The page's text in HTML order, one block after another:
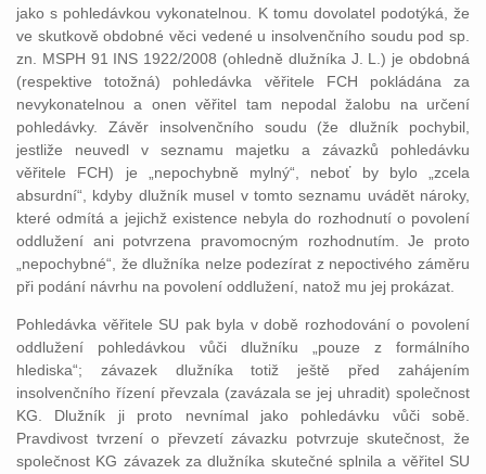
jako s pohledávkou vykonatelnou. K tomu dovolatel podotýká, že
ve skutkově obdobné věci vedené u insolvenčního soudu pod sp.
zn. MSPH 91 INS 1922/2008 (ohledně dlužníka J. L.) je obdobná
(respektive totožná) pohledávka věřitele FCH pokládána za
nevykonatelnou a onen věřitel tam nepodal žalobu na určení
pohledávky. Závěr insolvenčního soudu (že dlužník pochybil,
jestliže neuvedl v seznamu majetku a závazků pohledávku
věřitele FCH) je „nepochybně mylný“, neboť by bylo „zcela
absurdní“, kdyby dlužník musel v tomto seznamu uvádět nároky,
které odmítá a jejichž existence nebyla do rozhodnutí o povolení
oddlužení ani potvrzena pravomocným rozhodnutím. Je proto
„nepochybné“, že dlužníka nelze podezírat z nepoctivého záměru
při podání návrhu na povolení oddlužení, natož mu jej prokázat.
Pohledávka věřitele SU pak byla v době rozhodování o povolení
oddlužení pohledávkou vůči dlužníku „pouze z formálního
hlediska“; závazek dlužníka totiž ještě před zahájením
insolvenčního řízení převzala (zavázala se jej uhradit) společnost
KG. Dlužník ji proto nevnímal jako pohledávku vůči sobě.
Pravdivost tvrzení o převzetí závazku potvrzuje skutečnost, že
společnost KG závazek za dlužníka skutečné splnila a věřitel SU